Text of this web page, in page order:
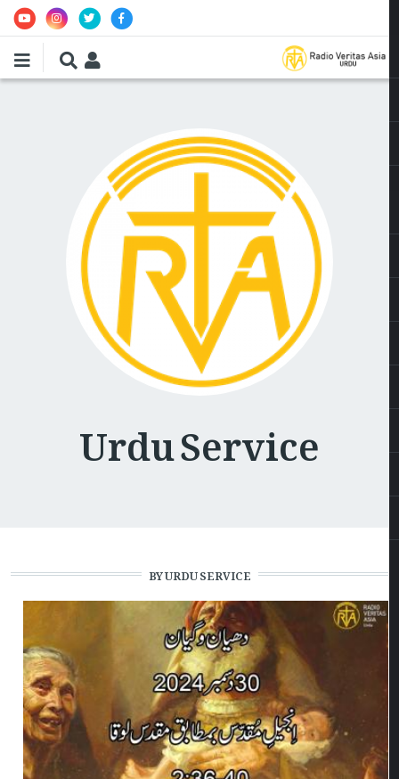
Urdu Service
BY URDU SERVICE